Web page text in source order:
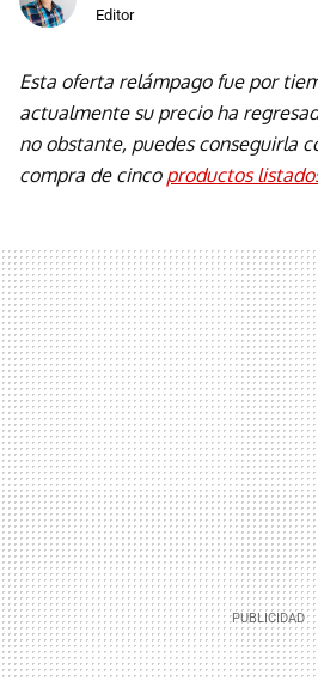
Editor
Esta oferta relámpago fue por
actualmente su precio ha
no obstante, puedes conseguirla
compra de cinco productos